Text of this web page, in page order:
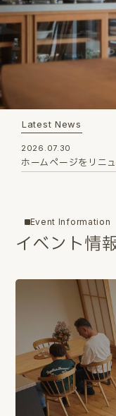
Latest News
2026.07.30
ホームページをリニ
Event Information
イベント情